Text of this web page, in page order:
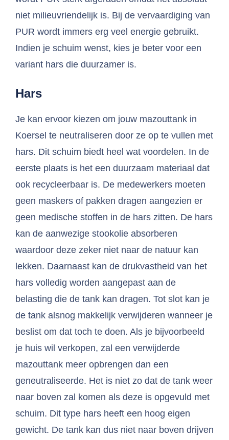
niet milieuvriendelijk is. Bij de vervaardiging van
PUR wordt immers erg veel energie gebruikt.
Indien je schuim wenst, kies je beter voor een
variant hars die duurzamer is.
Hars
Je kan ervoor kiezen om jouw mazouttank in
Koersel te neutraliseren door ze op te vullen met
hars. Dit schuim biedt heel wat voordelen. In de
eerste plaats is het een duurzaam materiaal dat
ook recycleerbaar is. De medewerkers moeten
geen maskers of pakken dragen aangezien er
geen medische stoffen in de hars zitten. De hars
kan de aanwezige stookolie absorberen
waardoor deze zeker niet naar de natuur kan
lekken. Daarnaast kan de drukvastheid van het
hars volledig worden aangepast aan de
belasting die de tank kan dragen. Tot slot kan je
de tank alsnog makkelijk verwijderen wanneer je
beslist om dat toch te doen. Als je bijvoorbeeld
je huis wil verkopen, zal een verwijderde
mazouttank meer opbrengen dan een
geneutraliseerde. Het is niet zo dat de tank weer
naar boven zal komen als deze is opgevuld met
schuim. Dit type hars heeft een hoog eigen
gewicht. De tank kan dus niet naar boven drijven